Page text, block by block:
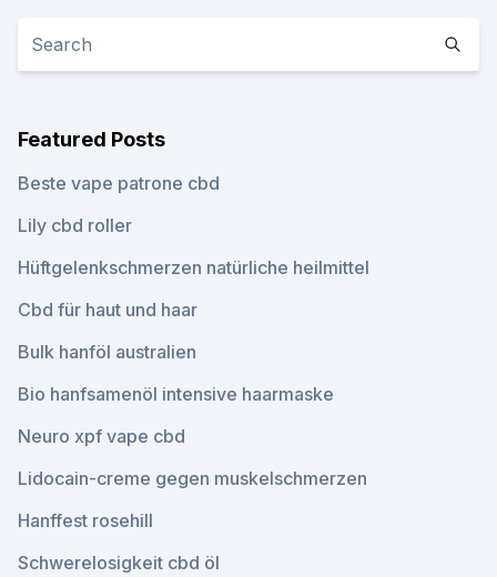
Featured Posts
Beste vape patrone cbd
Lily cbd roller
Hüftgelenkschmerzen natürliche heilmittel
Cbd für haut und haar
Bulk hanföl australien
Bio hanfsamenöl intensive haarmaske
Neuro xpf vape cbd
Lidocain-creme gegen muskelschmerzen
Hanffest rosehill
Schwerelosigkeit cbd öl